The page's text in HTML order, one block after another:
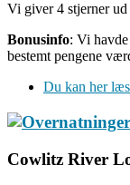
Vi giver 4 stjerner ud
Bonusinfo: Vi
bestemt pengene
Du kan her
Cowlitz River